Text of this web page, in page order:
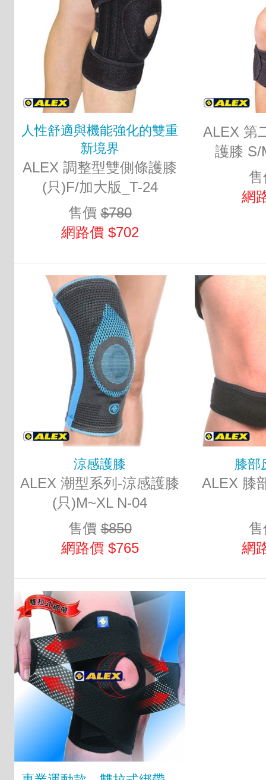
人性舒適與機能強化的雙重
新境界
ALEX 調整型雙側條護膝
(只)F/加大版_T-24
售價$780
網路價 $702
ALEX 第
護膝 S/
網
涼感護膝
ALEX 潮型系列-涼感護膝
(只)M~XL N-04
售價$850
網路價 $765
膝部
ALEX 膝
網